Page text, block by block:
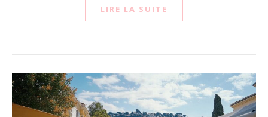
LIRE LA SUITE